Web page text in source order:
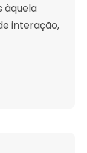
àquela
interação,